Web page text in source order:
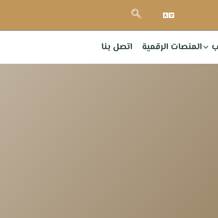
المنصات الرقمية اتصل بنا